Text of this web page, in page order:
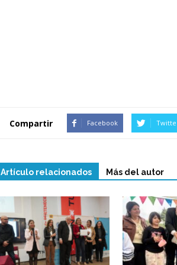
Compartir Facebook
Artículo relacionados Más del autor